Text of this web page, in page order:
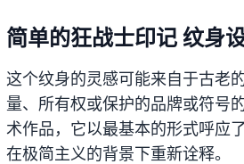
简单的狂战士印记 纹身
这个纹身的灵感可能来自于古老
量、所有权或保护的品牌或符号
术作品，它以最基本的形式呼应
在极简主义的背景下重新诠释。